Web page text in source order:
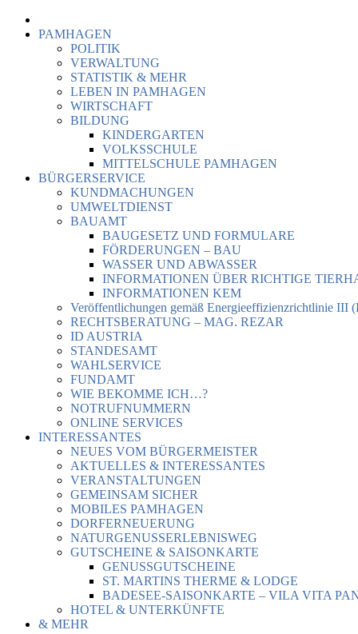
PAMHAGEN
POLITIK
VERWALTUNG
STATISTIK & MEHR
LEBEN IN PAMHAGEN
WIRTSCHAFT
BILDUNG
KINDERGARTEN
VOLKSSCHULE
MITTELSCHULE PAMHAGEN
BÜRGERSERVICE
KUNDMACHUNGEN
UMWELTDIENST
BAUAMT
BAUGESETZ UND FORMULARE
FÖRDERUNGEN – BAU
WASSER UND ABWASSER
INFORMATIONEN ÜBER RICHTIGE
INFORMATIONEN KEM
Veröffentlichungen gemäß Energieeffizienzrichtlinie III
RECHTSBERATUNG – MAG. REZAR
ID AUSTRIA
STANDESAMT
WAHLSERVICE
FUNDAMT
WIE BEKOMME ICH…?
NOTRUFNUMMERN
ONLINE SERVICES
INTERESSANTES
NEUES VOM BÜRGERMEISTER
AKTUELLES & INTERESSANTES
VERANSTALTUNGEN
GEMEINSAM SICHER
MOBILES PAMHAGEN
DORFERNEUERUNG
NATURGENUSSERLEBNISWEG
GUTSCHEINE & SAISONKARTE
GENUSSGUTSCHEINE
ST. MARTINS THERME & LODGE
BADESEE-SAISONKARTE – VILA VITA
HOTEL & UNTERKÜNFTE
& MEHR